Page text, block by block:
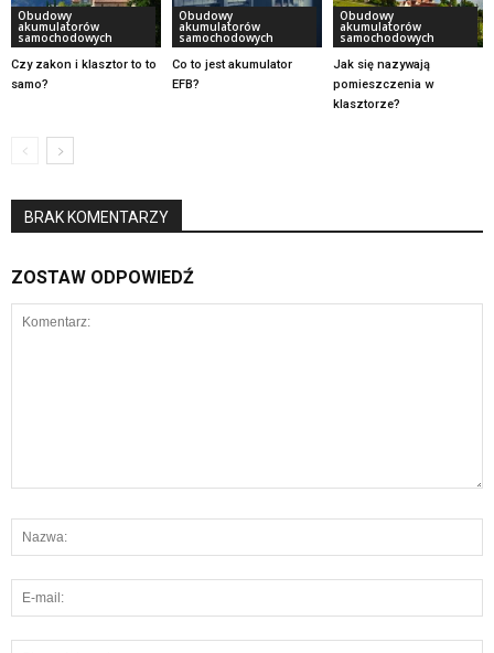
Obudowy
akumulatorów
samochodowych
Czy zakon i klasztor to to
samo?
Obudowy
akumulatorów
samochodowych
Co to jest akumulator
EFB?
Obudowy
akumulatorów
samochodowych
Jak się nazywają
pomieszczenia w
klasztorze?
BRAK KOMENTARZY
ZOSTAW ODPOWIEDŹ